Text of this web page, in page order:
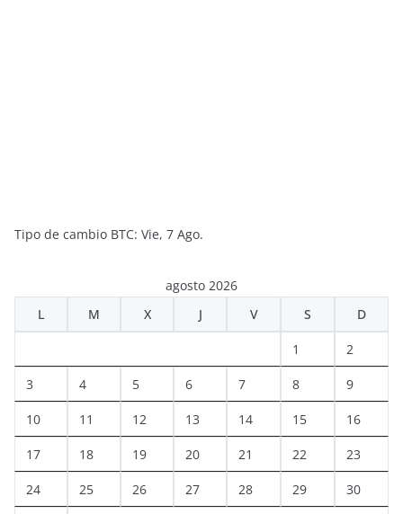
Tipo de cambio BTC: Vie, 7 Ago.
agosto 2026
L
M X J V S D
1 2
3 4 5 6 7 8 9
10 11 12 13 14 15 16
17 18 19 20 21 22 23
24 25 26 27 28 29 30